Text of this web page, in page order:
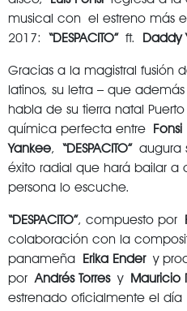
musical con el estreno más
2017: “DESPACITO”ft. Daddy
Gracias a la magistral fusión
latinos, su letra – que
habla de su tierra natal
química perfecta entre Fonsi
Yankee, “DESPACITO”augura
éxito radial que hará bailar a
persona lo escuche.
“DESPACITO”, compuesto por
colaboración con la
panameña Erika Endery
por Andrés Torresy Mauricio
estrenado oficialmente el día